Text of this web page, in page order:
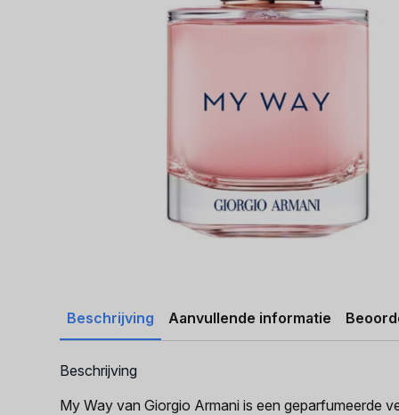
Beschrijving Aanvullende informatie
Beschrijving
My Way van Giorgio Armani is een geparfumeerde